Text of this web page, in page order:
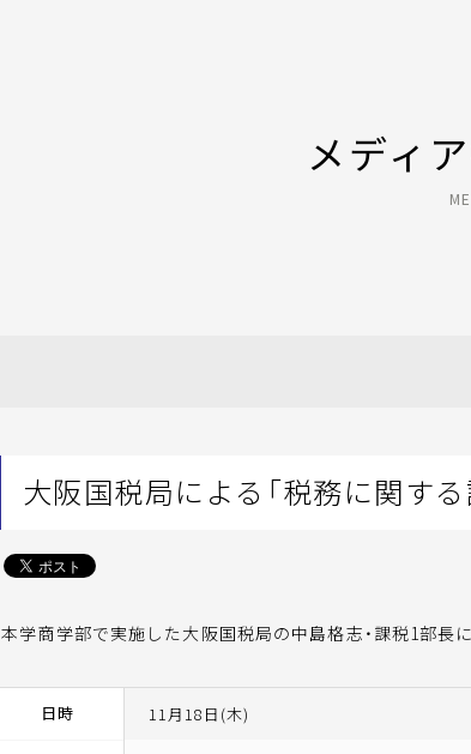
メディ
大阪国税局による「税務に関す
本学商学部で実施した大阪国税局の中島格志・課税1部長
日時 11月18日(木)